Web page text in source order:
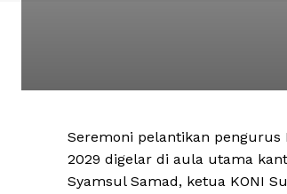
Seremoni pelantikan pengurus
2029 digelar di aula utama
Syamsul Samad, ketua KONI